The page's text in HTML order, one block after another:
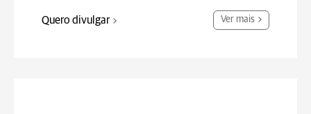
Quero divulgar Ver mais